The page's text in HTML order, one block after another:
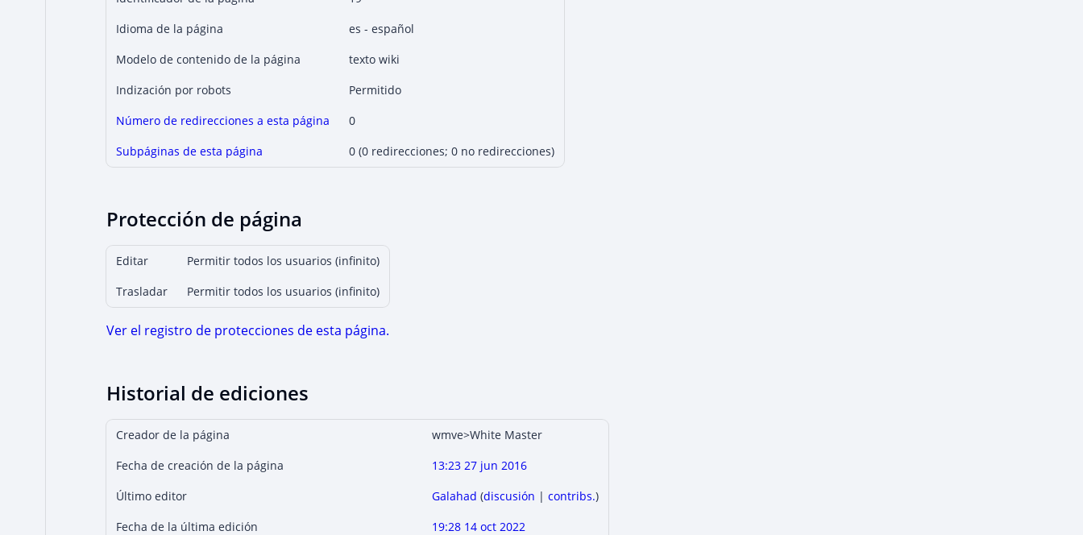
Idioma de la página
es - español
Modelo de contenido de la página
texto wiki
Indización por robots
Permitido
Número de redirecciones a esta página
0
Subpáginas de esta página
0 (0 redirecciones; 0 no redirecciones)
Protección de página
Editar
Permitir todos los usuarios (infinito)
Trasladar
Permitir todos los usuarios (infinito)
Ver el registro de protecciones de esta página.
Historial de ediciones
Creador de la página
wmve>White Master
Fecha de creación de la página
13:23 27 jun 2016
Último editor
Galahad (discusión | contribs.)
Fecha de la última edición
19:28 14 oct 2022